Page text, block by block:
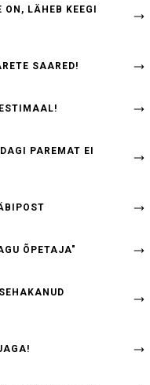
LÄHEB KEEGI
SAARED!
PAREMAT EI
ÕPETAJA"